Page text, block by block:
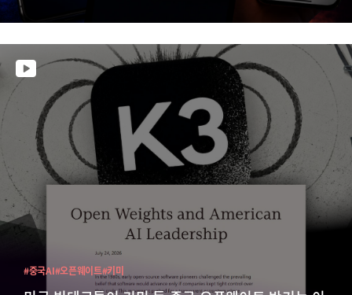
#중국AI#오픈웨이트#키미